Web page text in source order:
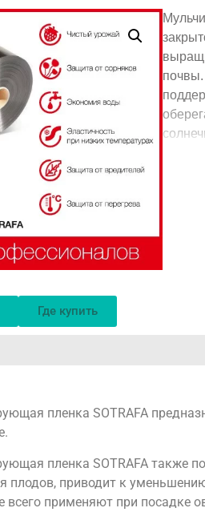
почвы.
Где купить
пленка SOTRAFA
пленка SOTRAFA также
плодов, приводит к
применяют при посадке